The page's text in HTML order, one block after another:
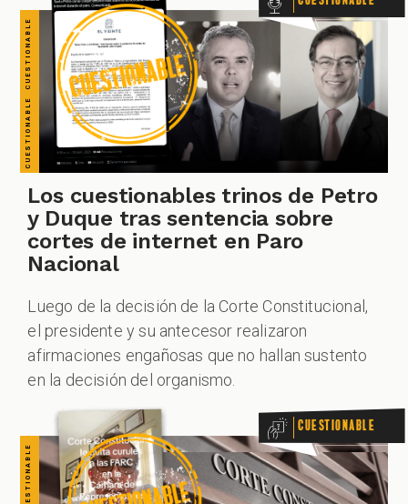
Los cuestionables trinos de Petro
y Duque tras sentencia sobre
cortes de internet en Paro
Nacional
Luego de la decisión de la Corte Constitucional,
el presidente y su antecesor realizaron
afirmaciones engañosas que no hallan sustento
en la decisión del organismo.
CUESTIONABLE CUESTIONABLE CUESTIONABLE CUESTIONABLE CUESTIONABLE CUESTIONABLE CUESTIONABLE Cuestionable